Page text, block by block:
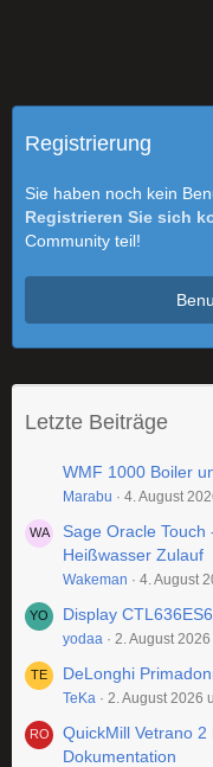
Registrierung
Sie haben noch kein
Registrieren Sie sich
Community teil!
Letzte Beiträge
WMF 1000 Boiler
Marabu 4. August
Sage Oracle
Heißwasser Zulauf
Wakeman 4. August
Display
yodaa 2. August
DeLonghi
TeKa 2. August 2026
QuickMill Vetrano 2
Dokumentation